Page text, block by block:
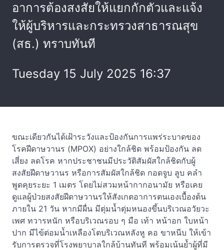
อาการต้องสงสัยให้แยกกักตัวและแจ้ง
ให้ผู้บริหารและกระทรวงสาธารณสุข
(สธ.) ทราบทันที
Tuesday 15 July 2025 16:37
ขณะเดียวกันได้เฝ้าระวังและป้องกันการแพร่ระบาดของ
โรคฝีดาษวานร (MPOX) อย่างใกล้ชิด พร้อมป้องกัน ลด
เสี่ยง ลดโรค หากประชาชนมีประวัติสัมผัสใกล้ชิดกับผู้
สงสัยฝีดาษวานร หรือการสัมผัสใกล้ชิด กอดจูบ ลูบ คลำ
พูดคุยระยะ 1 เมตร โดยไม่สวมหน้ากากอนามัย หรือเคย
ดูแลผู้ป่วยสงสัยฝีดาษวานรให้สังเกตอาการตนเองเบื้องต้น
ภายใน 21 วัน หากมีผื่น มีตุ่มน้ำตุ่มหนองขึ้นบริเวณอวัยวะ
เพศ ทวารหนัก หรือบริเวณรอบ ๆ มือ เท้า หน้าอก ใบหน้า
ปาก มีไข้ต่อมน้ำเหลืองโตบริเวณหลังหู คอ ขาหนีบ ให้เข้า
รับการตรวจที่โรงพยาบาลใกล้บ้านทันที พร้อมเน้นย้ำผู้ที่มี